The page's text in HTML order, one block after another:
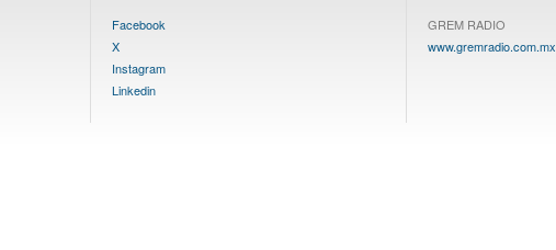
Facebook
X
Instagram
Linkedin
GREM RADIO
www.gremradio.com.mx